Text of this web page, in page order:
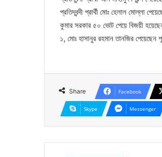
প্রতিদ্বন্দী প্রার্থী মোঃ হেলাল মোল্লা
কুমার সরকার ৫০ ভোট পেয়ে বিজয়ী
১, মোঃ হাসানুর রহমান তানজির
Share Facebook
Skype Messenger